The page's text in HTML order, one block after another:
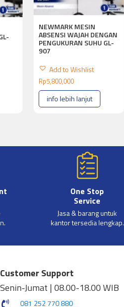
NEWMARK MESIN
ABSENSI WAJAH DENGAN
PENGUKURAN SUHU GL-
907
Add to Wishlist
Rp5,800,000
info lebih lanjut
One Stop
Service
Jasa & barang untuk
kantor tersedia lengkap.
Customer Support
Senin-Jumat | 08.00-18.00 WIB
081 252 770 880